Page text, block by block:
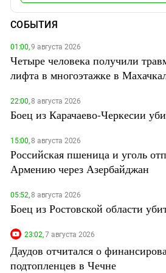
СОБЫТИЯ
01:00,9 августа 2026
Четыре человека получили
лифта в многоэтажке в
22:00,8 августа 2026
Боец из Карачаево-Черкесии
15:00,8 августа 2026
Российская пшеница и уголь
Армению через Азербайджан
05:52,8 августа 2026
Боец из Ростовской области
23:02,7 августа 2026
Даудов отчитался о
подтопленцев в Чечне